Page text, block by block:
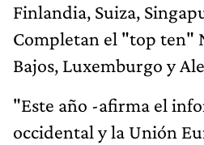
Finlandia, Suiza,
Completan el "top ten"
Bajos, Luxemburgo y
"Este año -afirma el
occidental y la Unión